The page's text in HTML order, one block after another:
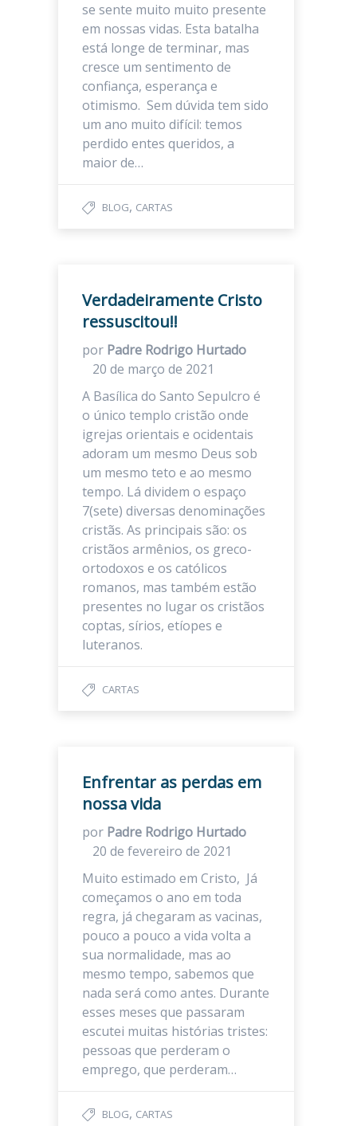
se sente muito muito presente
em nossas vidas. Esta batalha
está longe de terminar, mas
cresce um sentimento de
confiança, esperança e
otimismo. Sem dúvida tem sido
um ano muito difícil: temos
perdido entes queridos, a
maior de…
BLOG, CARTAS
Verdadeiramente Cristo
ressuscitou!!
por Padre Rodrigo Hurtado
20 de março de 2021
A Basílica do Santo Sepulcro é
o único templo cristão onde
igrejas orientais e ocidentais
adoram um mesmo Deus sob
um mesmo teto e ao mesmo
tempo. Lá dividem o espaço
7(sete) diversas denominações
cristãs. As principais são: os
cristãos armênios, os greco-
ortodoxos e os católicos
romanos, mas também estão
presentes no lugar os cristãos
coptas, sírios, etíopes e
luteranos.
CARTAS
Enfrentar as perdas em
nossa vida
por Padre Rodrigo Hurtado
20 de fevereiro de 2021
Muito estimado em Cristo, Já
começamos o ano em toda
regra, já chegaram as vacinas,
pouco a pouco a vida volta a
sua normalidade, mas ao
mesmo tempo, sabemos que
nada será como antes. Durante
esses meses que passaram
escutei muitas histórias tristes:
pessoas que perderam o
emprego, que perderam…
BLOG, CARTAS